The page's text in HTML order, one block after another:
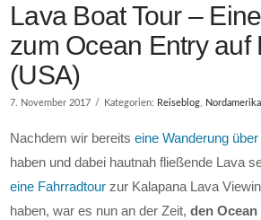
Lava Boat Tour –
zum Ocean Entry auf
(USA)
7. November 2017 Kategorien: Reiseblog, Nordamerika
Nachdem wir bereitseine Wanderung
haben und dabei hautnah fließende Lava
eine Fahrradtour zur Kalapana Lava
haben, war es nun an der Zeit,den